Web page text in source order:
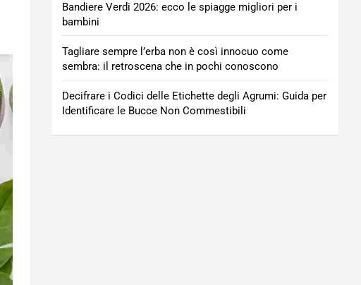
Bandiere Verdi 2026: ecco le spiagge migliori per i
bambini
Tagliare sempre l’erba non è così innocuo come
sembra: il retroscena che in pochi conoscono
Decifrare i Codici delle Etichette degli Agrumi: Guida per
Identificare le Bucce Non Commestibili